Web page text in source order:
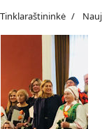
Tinklaraštininkė